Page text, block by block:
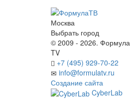
Москва
Выбрать город
© 2009 - 2026. Формула
TV
+7 (495) 929-70-22
info@formulatv.ru
Создание сайта
CyberLab